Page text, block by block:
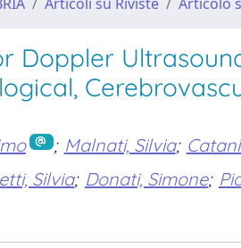
Doppler
; Malnati, Silvia;
Silvia; Donati, Simone;